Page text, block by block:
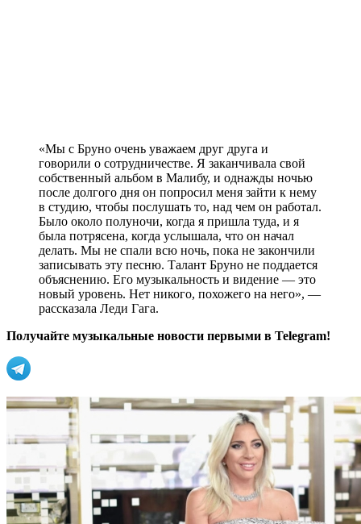
«Мы с Бруно очень уважаем друг друга и
говорили о сотрудничестве. Я заканчивала свой
собственный альбом в Малибу, и однажды ночью
после долгого дня он попросил меня зайти к нему
в студию, чтобы послушать то, над чем он работал.
Было около полуночи, когда я пришла туда, и я
была потрясена, когда услышала, что он начал
делать. Мы не спали всю ночь, пока не закончили
записывать эту песню. Талант Бруно не поддается
объяснению. Его музыкальность и видение — это
новый уровень. Нет никого, похожего на него», —
рассказала Леди Гага.
Получайте музыкальные новости первыми в Telegram!